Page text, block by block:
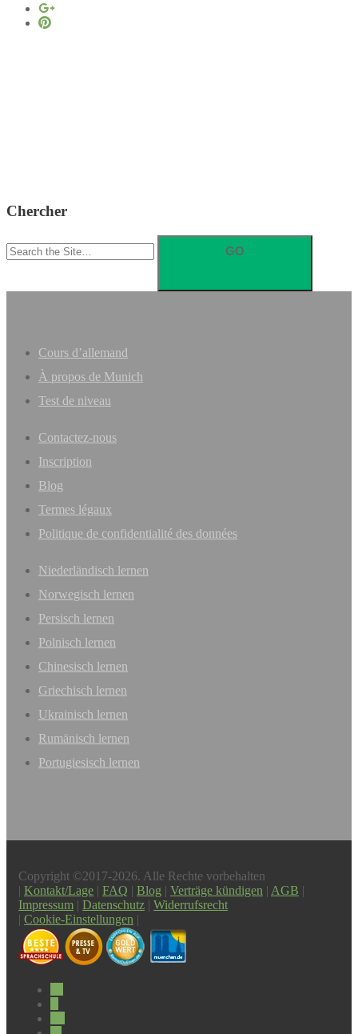
Chercher
Search
for:
Cours d’allemand
À propos de Munich
Test de niveau
Contactez-nous
Inscription
Blog
Termes légaux
Politique de confidentialité des données
Niederländisch lernen
Norwegisch lernen
Persisch lernen
Polnisch lernen
Chinesisch lernen
Griechisch lernen
Ukrainisch lernen
Rumänisch lernen
Portugiesisch lernen
Copyright ©2017-2026. Alle Rechte vorbehalten
| Kontakt/Lage | FAQ | Blog | Verträge kündigen | AGB |
Impressum | Datenschutz | Widerrufsrecht
| Cookie-Einstellungen |